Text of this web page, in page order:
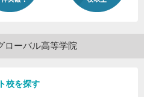
ローバル高等学院
校を探す